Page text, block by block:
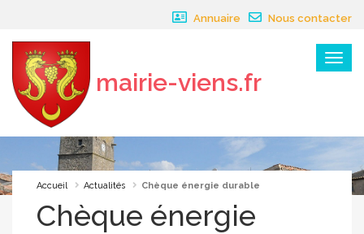
Annuaire Nous contacter
Menu
mairie-viens.fr
×
Accueil Actualités Chèque énergie durable
Chèque énergie
Panneau de gestion des cookies